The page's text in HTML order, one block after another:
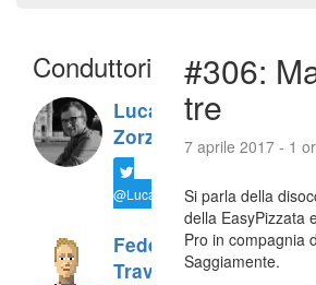
Conduttori
Luca
Zorzi
@LucaTNT
Federico
Travaini
#306:
tre
7 aprile 2017 - 1
Si parla della
della EasyPizzata
Pro in compagnia
Saggiamente.